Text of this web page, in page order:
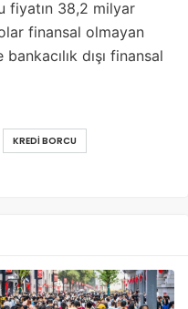
fiyatın 38,2 milyar
finansal olmayan
dışı finansal
KREDI BORCU